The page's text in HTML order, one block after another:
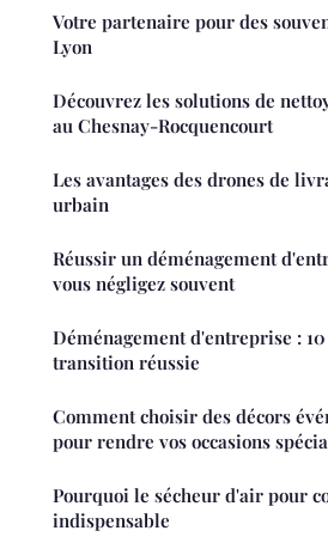
Votre partenaire pour des
Lyon
Découvrez les solutions de
au Chesnay-Rocquencourt
Les avantages des drones de
urbain
Réussir un déménagement
vous négligez souvent
Déménagement d'entreprise :
transition réussie
Comment choisir des décors
pour rendre vos occasions
Pourquoi le sécheur d'air pour
indispensable